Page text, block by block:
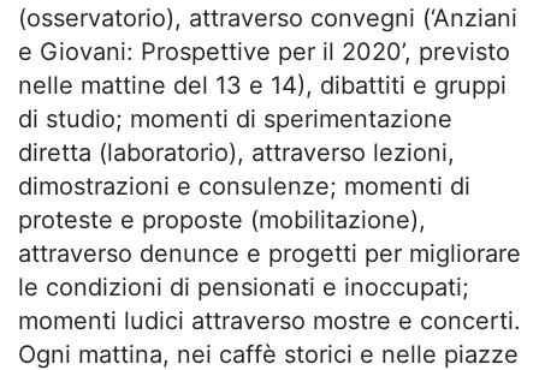
(osservatorio), attraverso convegni (‘Anziani
e Giovani: Prospettive per il 2020’, previsto
nelle mattine del 13 e 14), dibattiti e gruppi
di studio; momenti di sperimentazione
diretta (laboratorio), attraverso lezioni,
dimostrazioni e consulenze; momenti di
proteste e proposte (mobilitazione),
attraverso denunce e progetti per migliorare
le condizioni di pensionati e inoccupati;
momenti ludici attraverso mostre e concerti.
Ogni mattina, nei caffè storici e nelle piazze